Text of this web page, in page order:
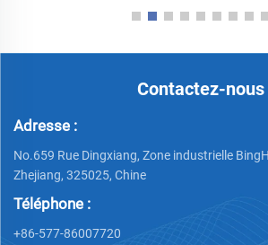
Contactez-nous
Adresse :
No.659 Rue Dingxiang, Zone industrielle
Zhejiang, 325025, Chine
Téléphone :
+86-577-86007720